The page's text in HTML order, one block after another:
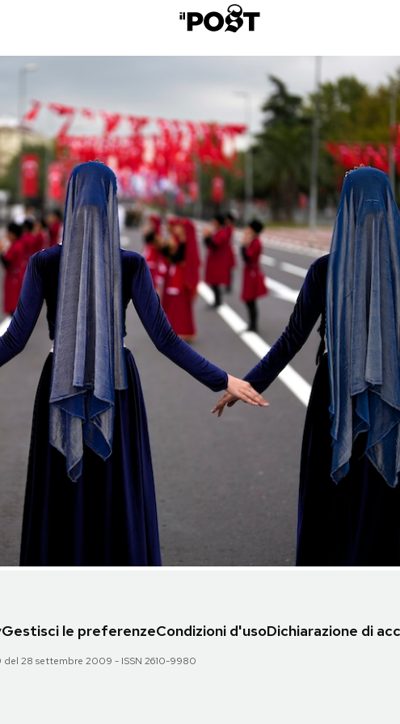
Gestisci le preferenzeCondizioni d'usoDichiarazione di
del 28 settembre 2009 - ISSN 2610-9980